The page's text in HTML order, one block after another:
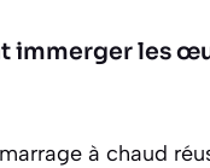
immerger les
à chaud